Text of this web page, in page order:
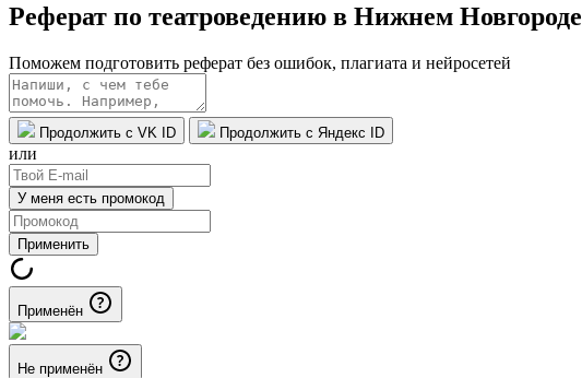
Реферат по театроведению в Нижнем Новгороде
Поможем подготовить реферат без ошибок, плагиата и нейросетей
Продолжить с VK ID Продолжить с Яндекс ID
или
У меня есть промокод
Применить
Применён
Не применён